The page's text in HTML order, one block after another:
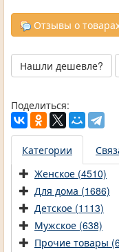
Отзывы о
Нашли дешевле?
Поделиться:
Категории
Женское (4510)
Для дома (1686)
Детское (1113)
Мужское (638)
Прочие товары